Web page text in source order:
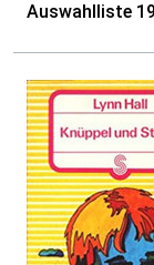
Auswahlliste